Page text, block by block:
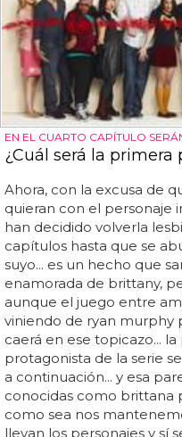
EN EL CUARTO CAPÍTULO
¿Cuál será la primera
Ahora, con la excusa de
quieran con el
han decidido volverla
capítulos hasta que se
suyo... es un hecho que
enamorada de brittany,
aunque el juego entre
viniendo de ryan murphy
caerá en ese topicazo...
protagonista de la serie
a continuación... y esa
conocidas como brittana
como sea nos
llevan los personajes y sí